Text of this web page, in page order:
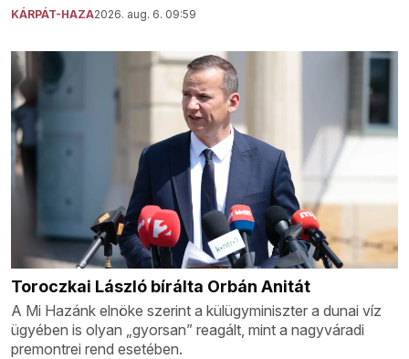
KÁRPÁT-HAZA2026. aug. 6. 09:59
Toroczkai László bírálta Orbán Anitát
A Mi Hazánk elnöke szerint a külügyminiszter a dunai víz
ügyében is olyan „gyorsan” reagált, mint a nagyváradi
premontrei rend esetében.